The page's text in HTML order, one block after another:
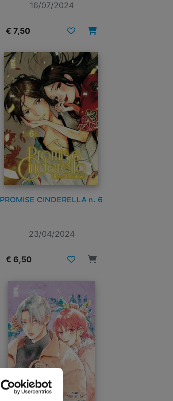
16/07/2024
€ 7,50
PROMISE CINDERELLA n. 6
23/04/2024
€ 6,50